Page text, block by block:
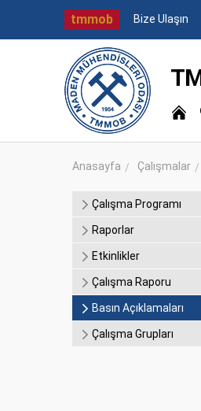
tmmob Bize Ulaşın
Anasayfa Çalışmalar
Çalışma Programı
Raporlar
Etkinlikler
Çalışma Raporu
Basın Açıklamaları
Çalışma Grupları